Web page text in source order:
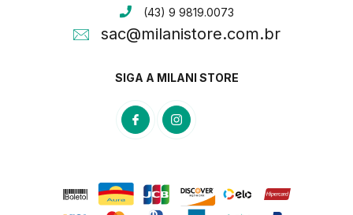
(43) 9 9819.0073
sac@milanistore.com.br
SIGA A MILANI STORE